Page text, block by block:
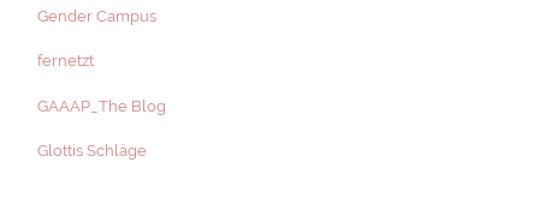
Gender Campus
fernetzt
GAAAP_The Blog
Glottis Schläge